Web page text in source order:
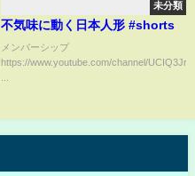
未分類
不気味に動く日本人形 #shorts
メンバーシップ
https://www.youtube.com/channel/